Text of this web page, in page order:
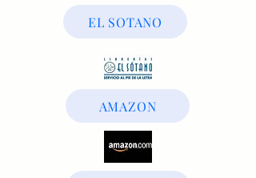
EL SOTANO
AMAZON